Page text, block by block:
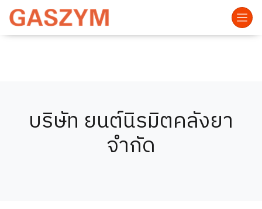
บริษัท ยนต์นิรมิตคลังยา
จำกัด